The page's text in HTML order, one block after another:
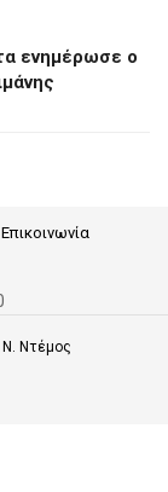
ενημέρωσε ο
Επικοινωνία
Ν. Ντέμος